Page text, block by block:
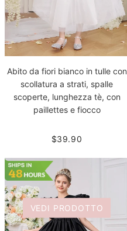
Abito da fiori bianco in tulle con
scollatura a strati, spalle
scoperte, lunghezza tè, con
paillettes e fiocco
$39.90
VEDI PRODOTTO